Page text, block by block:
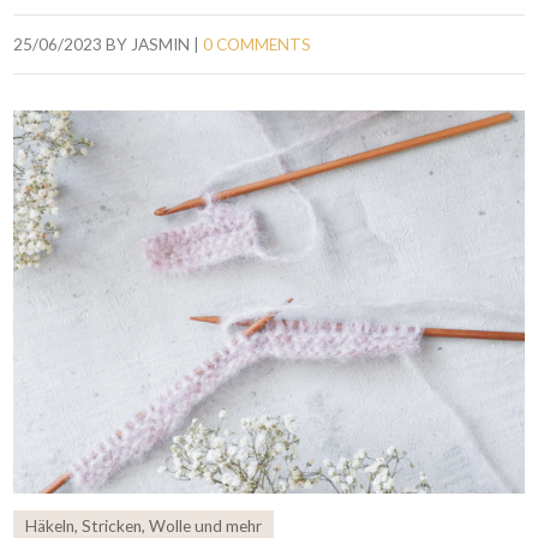
25/06/2023 BY JASMIN |0 COMMENTS
Häkeln,Stricken,Wolle und mehr